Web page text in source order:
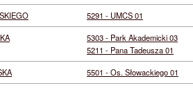
5291 - UMCS 01
5303 - Park Akademicki 03
5211 - Pana Tadeusza 01
5501 - Os. Słowackiego 01